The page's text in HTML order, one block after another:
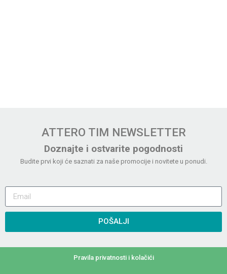
ATTERO TIM NEWSLETTER
Doznajte i ostvarite pogodnosti
Budite prvi koji će saznati za naše promocije i novitete u ponudi.
POŠALJI
Pravila privatnosti i kolačići